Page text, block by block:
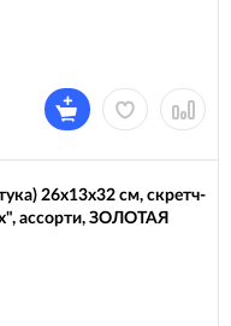
26x13x32 см, скретч-
ассорти, ЗОЛОТАЯ